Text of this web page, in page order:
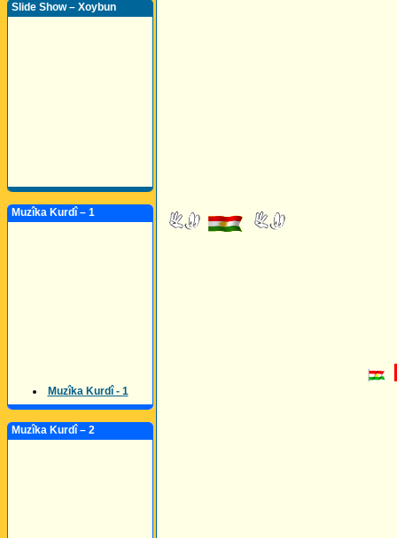
Slide Show – Xoybun
Muzîka Kurdî – 1
Muzîka Kurdî - 1
Muzîka Kurdî – 2